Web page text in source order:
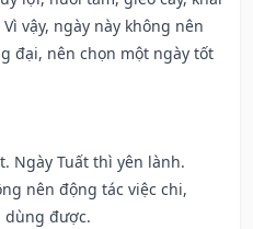
vậy, ngày này không nên
đại, nên chọn một ngày tốt
Ngày Tuất thì yên lành.
nên động tác việc chi,
dùng được.